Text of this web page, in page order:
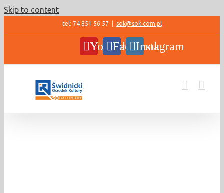
Skip to content
tel: 74 851 56 57 sok@sok.com.pl
YouTubeFacebookInstagram